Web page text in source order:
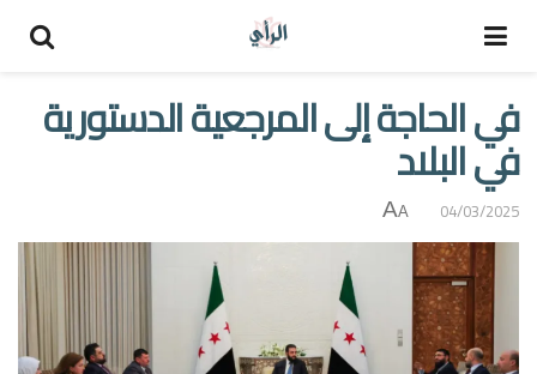
في الحاجة إلى المرجعية الدستورية
في البلاد
04/03/2025
A
A